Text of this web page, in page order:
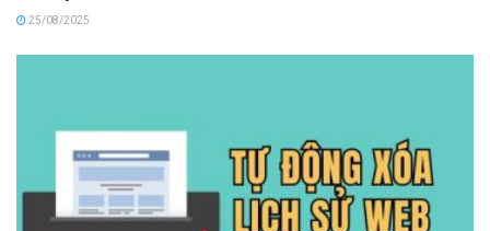
25/08/2025